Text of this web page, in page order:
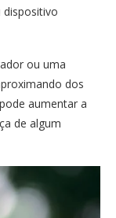
ou uma
dos
aumentar a
de algum